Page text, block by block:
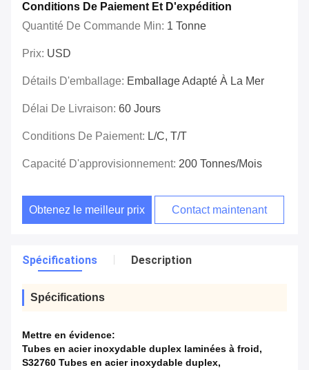
Conditions De Paiement Et D'expédition
Quantité De Commande Min: 1 Tonne
Prix: USD
Détails D'emballage: Emballage Adapté À La Mer
Délai De Livraison: 60 Jours
Conditions De Paiement: L/C, T/T
Capacité D'approvisionnement: 200 Tonnes/mois
Obtenez le meilleur prix Contact maintenant
Spécifications Description
Spécifications
Mettre en évidence:
Tubes en acier inoxydable duplex laminées à froid,
S32760 Tubes en acier inoxydable duplex,